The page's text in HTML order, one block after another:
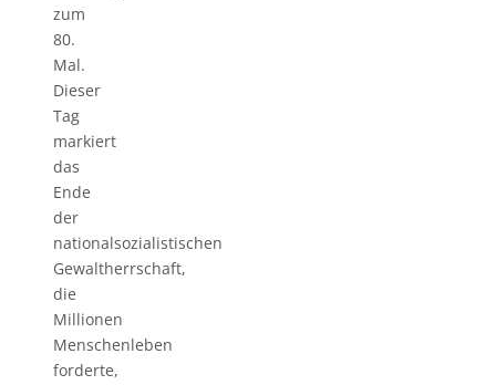
zum
80.
Mal.
Dieser
Tag
markiert
das
Ende
der
nationalsozialistischen
Gewaltherrschaft,
die
Millionen
Menschenleben
forderte,